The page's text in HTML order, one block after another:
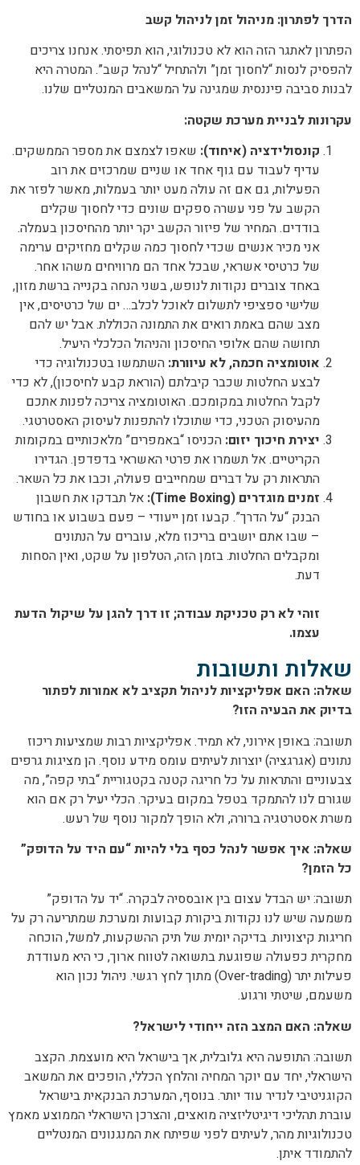
הדרך לפתרון: מניהול זמן לניהול קשב
הפתרון לאתגר הזה הוא לא טכנולוגי, הוא תפיסתי. אנחנו צריכים
להפסיק לנסות “לחסוך זמן” ולהתחיל “לנהל קשב”. המטרה היא
לבנות סביבה פיננסית שמגינה על המשאבים המנטליים שלנו.
עקרונות לבניית מערכת שקטה:
קונסולידציה (איחוד): שאפו לצמצם את מספר הממשקים.
עדיף לעבוד עם גוף אחד או שניים שמרכזים את רוב
הפעילות, גם אם זה עולה מעט יותר בעמלות, מאשר לפזר את
הקשב על פני עשרה ספקים שונים כדי לחסוך שקלים
בודדים. המחיר של פיזור הקשב יקר יותר מהחיסכון בעמלה.
אני מכיר אנשים שכדי לחסוך כמה שקלים מחזיקים ערימה
של כרטיסי אשראי, שבכל אחד הם מרוויחים משהו אחר.
באחד צוברים נקודות לנופש, בשני הנחה בקנייה ברשת מזון,
שלישי ספציפי לתשלום לאוכל לכלב… ים של כרטיסים, אין
מצב שהם באמת רואים את התמונה הכוללת. אבל יש להם
תחושה שהם אלופי החיסכון והניהול הכלכלי היעיל.
אוטומציה חכמה, לא עיוורת: השתמשו בטכנולוגיה כדי
לבצע החלטות שכבר קיבלתם (הוראת קבע לחיסכון), לא כדי
לקבל החלטות במקומכם. האוטומציה צריכה לפנות אתכם
מהעיסוק הטכני, כדי שתוכלו להתפנות לעיסוק האסטרטגי.
יצירת חיכוך יזום: הכניסו “באמפרים” מלאכותיים במקומות
הקריטיים. אל תשמרו את פרטי האשראי בדפדפן. הגדירו
התראות רק על דברים שמחייבים פעולה, וכבו את כל השאר.
זמנים מוגדרים (Time Boxing):
אל תבדקו את חשבון
הבנק “על הדרך”. קבעו זמן ייעודי – פעם בשבוע או בחודש
– שבו אתם יושבים בריכוז מלא, עוברים על הנתונים
ומקבלים החלטות. בזמן הזה, הטלפון על שקט, ואין הסחות
דעת.
זוהי לא רק טכניקת עבודה; זו דרך להגן על שיקול הדעת
עצמו.
שאלות ותשובות
שאלה: האם אפליקציות לניהול תקציב לא אמורות לפתור
בדיוק את הבעיה הזו?
תשובה: באופן אירוני, לא תמיד. אפליקציות רבות שמציעות ריכוז
נתונים (אגרגציה) יוצרות לעיתים עומס מידע נוסף. הן מציגות גרפים
צבעוניים והתראות על כל חריגה קטנה בקטגוריית “בתי קפה”, מה
שגורם לנו להתמקד בטפל במקום בעיקר. הכלי יעיל רק אם הוא
משרת אסטרטגיה ברורה, ולא הופך למקור נוסף של רעש.
שאלה: איך אפשר לנהל כסף בלי להיות “עם היד על הדופק”
כל הזמן?
תשובה: יש הבדל עצום בין אובססיה לבקרה. “יד על הדופק”
משמעה שיש לנו נקודות ביקורת קבועות ומערכת שמתריעה רק על
חריגות קיצוניות. בדיקה יומית של תיק ההשקעות, למשל, הוכחה
מחקרית כפעולה שפוגעת בתשואה לטווח ארוך, כי היא מעודדת
פעילות יתר (Over-trading) מתוך לחץ רגשי. ניהול נכון הוא
משעמם, שיטתי ורגוע.
שאלה: האם המצב הזה ייחודי לישראל?
תשובה: התופעה היא גלובלית, אך בישראל היא מועצמת. הקצב
הישראלי, יחד עם יוקר המחיה והלחץ הכללי, הופכים את המשאב
הקוגניטיבי לנדיר עוד יותר. בנוסף, המערכת הבנקאית בישראל
עוברת תהליכי דיגיטליזציה מואצים, והצרכן הישראלי הממוצע מאמץ
טכנולוגיות מהר, לעיתים לפני שפיתח את המנגנונים המנטליים
להתמודד איתן.